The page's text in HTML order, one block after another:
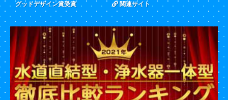
グッドデザイン賞受賞
関連サイト